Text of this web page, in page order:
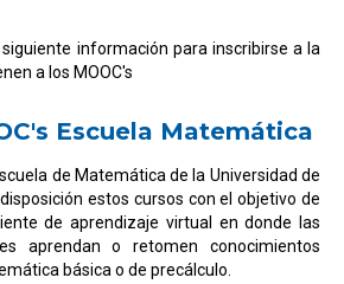
información para inscribirse a la
a los MOOC's
Escuela Matemática
de Matemática de la Universidad de
estos cursos con el objetivo de
de aprendizaje virtual en donde las
aprendan o retomen conocimientos
básica o de precálculo.